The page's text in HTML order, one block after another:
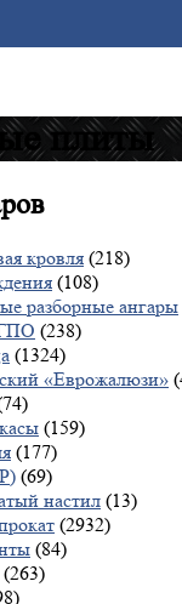
плиты
кровля (218)
(108)
разборные ангары
(238)
(1324)
«Еврожалюзи»
(159)
(177)
(69)
настил (13)
(2932)
(84)
(263)